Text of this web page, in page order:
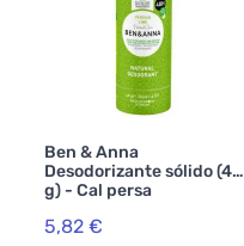
Ben & Anna
Desodorizante sólido (40
g) - Cal persa
5,82 €